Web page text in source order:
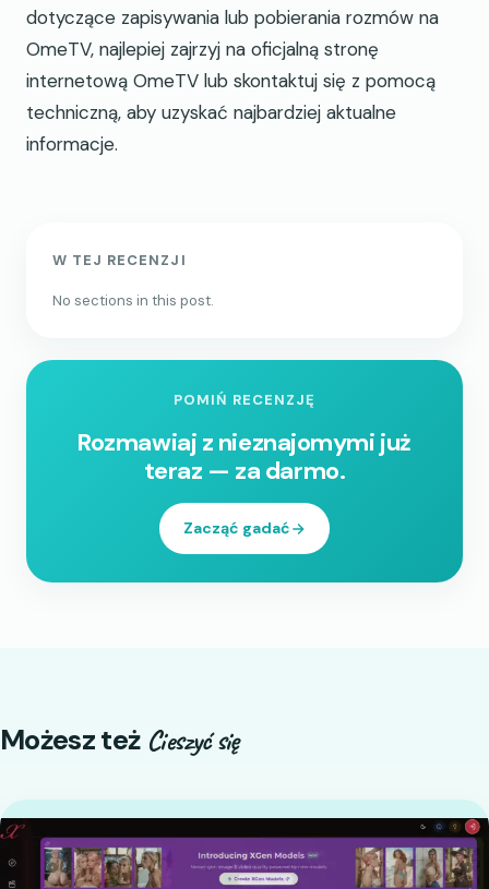
dotyczące zapisywania lub pobierania rozmów na
OmeTV, najlepiej zajrzyj na oficjalną stronę
internetową OmeTV lub skontaktuj się z pomocą
techniczną, aby uzyskać najbardziej aktualne
informacje.
W TEJ RECENZJI
No sections in this post.
POMIŃ RECENZJĘ
Rozmawiaj z nieznajomymi już
teraz — za darmo.
Zacząć gadać
Możesz też Cieszyć się